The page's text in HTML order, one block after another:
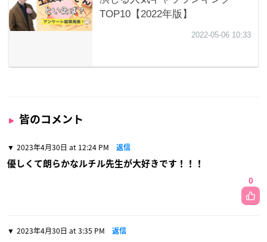
皆のコメント
2023年4月30日 at 12:24 PM 返信
優しくて朗らかなルチル先生が大好きです！！！
0
2023年4月30日 at 3:35 PM 返信